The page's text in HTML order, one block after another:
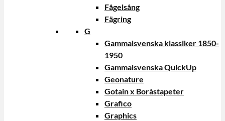
Fågelsång
Fägring
G
Gammalsvenska klassiker 1850-
1950
Gammalsvenska QuickUp
Geonature
Gotain x Boråstapeter
Grafico
Graphics